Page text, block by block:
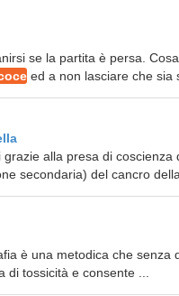
se la partita è persa.
ed a non lasciare che sia
alla presa di
secondaria) del cancro della
è una metodica che senza
tossicità e consente ...